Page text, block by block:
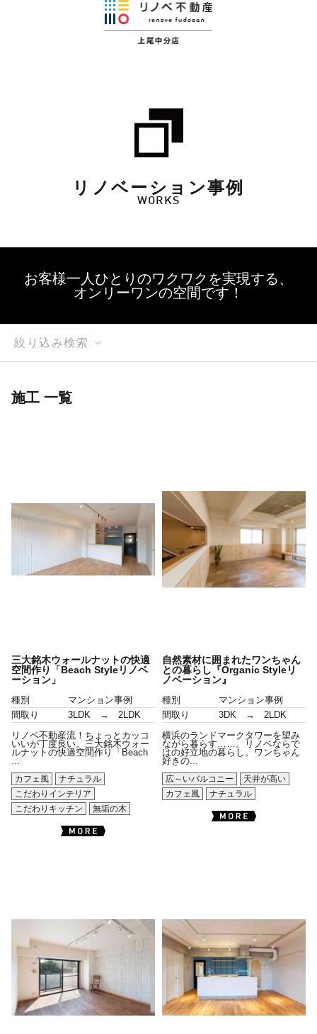
リノベーション事例
WORKS
お客様一人ひとりのワクワクを実現する、
オンリーワンの空間です！
絞り込み検索
施工 一覧
三大銘木ウォールナットの快適
空間作り「Beach Styleリノベ
ーション」
種別
マンション事例
間取り
3LDK → 2LDK
リノベ不動産流！ちょっとカッコ
いいが丁度良い。三大銘木ウォー
ルナットの快適空間作り「Beach
...
カフェ風
ナチュラル
こだわりインテリア
こだわりキッチン
無垢の木
自然素材に囲まれたワンちゃん
との暮らし『Organic Styleリ
ノベーション』
種別
マンション事例
間取り
3DK → 2LDK
横浜のランドマークタワーを望み
ながら暮らす……。リノベならで
はの好立地の暮らし。ワンちゃん
好きの...
広～いバルコニー
天井が高い
カフェ風
ナチュラル